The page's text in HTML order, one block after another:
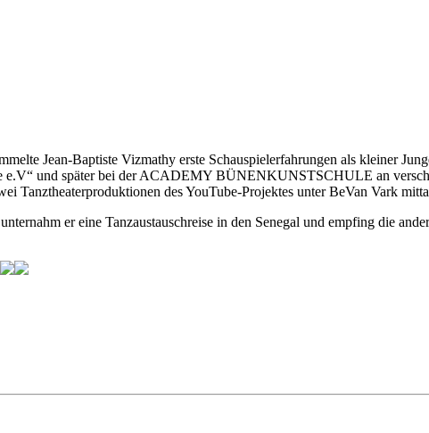
Jean-Baptiste Vizmathy erste Schauspielerfahrungen als kleiner
e.V“ und später bei der ACADEMY BÜNENKUNSTSCHULE an
des YouTube-Projektes unter BeVan Vark
er eine Tanzaustauschreise in den Senegal und empfing die